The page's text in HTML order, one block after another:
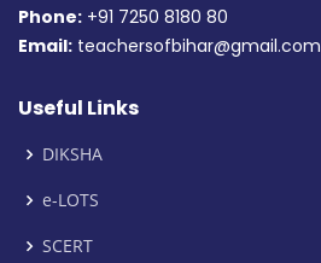
Phone: +91 7250 8180 80
Email: teachersofbihar@gmail.com
Useful Links
DIKSHA
e-LOTS
SCERT